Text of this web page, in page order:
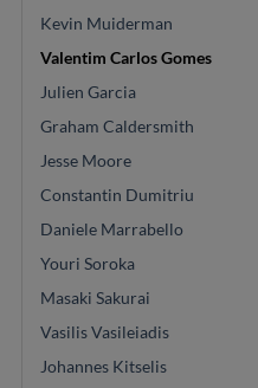
Kevin Muiderman
Valentim Carlos Gomes
Julien Garcia
Graham Caldersmith
Jesse Moore
Constantin Dumitriu
Daniele Marrabello
Youri Soroka
Masaki Sakurai
Vasilis Vasileiadis
Johannes Kitselis